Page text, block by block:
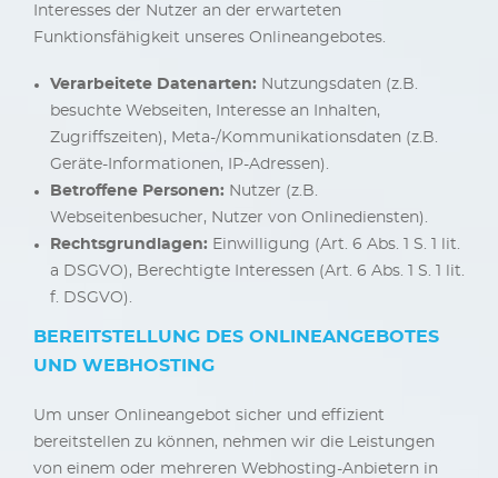
Interesses der Nutzer an der erwarteten
Funktionsfähigkeit unseres Onlineangebotes.
Verarbeitete Datenarten: Nutzungsdaten (z.B.
besuchte Webseiten, Interesse an Inhalten,
Zugriffszeiten), Meta-/Kommunikationsdaten (z.B.
Geräte-Informationen, IP-Adressen).
Betroffene Personen: Nutzer (z.B.
Webseitenbesucher, Nutzer von Onlinediensten).
Rechtsgrundlagen: Einwilligung (Art. 6 Abs. 1 S. 1 lit.
a DSGVO), Berechtigte Interessen (Art. 6 Abs. 1 S. 1 lit.
f. DSGVO).
BEREITSTELLUNG DES ONLINEANGEBOTES
UND WEBHOSTING
Um unser Onlineangebot sicher und effizient
bereitstellen zu können, nehmen wir die Leistungen
von einem oder mehreren Webhosting-Anbietern in